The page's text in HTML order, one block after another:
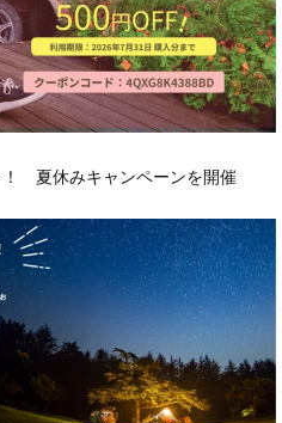
夏休みキャンペーンを開催